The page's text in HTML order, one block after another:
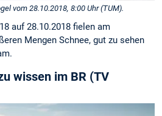
vom 28.10.2018, 8:00 Uhr (TUM).
auf 28.10.2018 fielen am
Mengen Schnee, gut zu sehen
wissen im BR (TV